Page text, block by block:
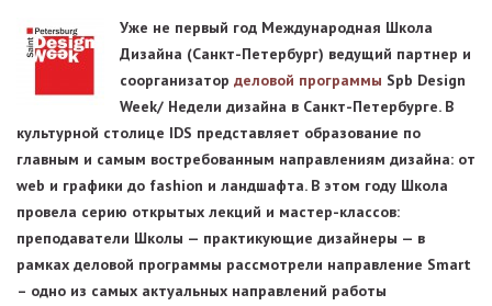
Уже не первый год Международная Школа
Дизайна (Санкт-Петербург) ведущий партнер и
соорганизатор деловой программы Spb Design
Week/ Недели дизайна в Санкт-Петербурге. В
культурной столице IDS представляет образование по
главным и самым востребованным направлениям дизайна: от
web и графики до fashion и ландшафта. В этом году Школа
провела серию открытых лекций и мастер-классов:
преподаватели Школы — практикующие дизайнеры — в
рамках деловой программы рассмотрели направление Smart
– одно из самых актуальных направлений работы